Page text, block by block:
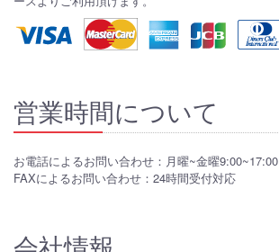
営業時間について
お電話によるお問い合わせ：月曜~金曜9:00~17:00
FAXによるお問い合わせ：24時間受付対応